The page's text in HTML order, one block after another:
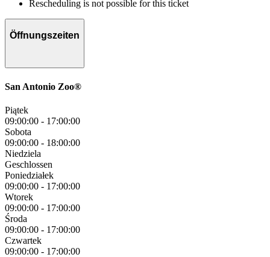
Rescheduling is not possible for this ticket
Öffnungszeiten
San Antonio Zoo®
Piątek
09:00:00 - 17:00:00
Sobota
09:00:00 - 18:00:00
Niedziela
Geschlossen
Poniedziałek
09:00:00 - 17:00:00
Wtorek
09:00:00 - 17:00:00
Środa
09:00:00 - 17:00:00
Czwartek
09:00:00 - 17:00:00